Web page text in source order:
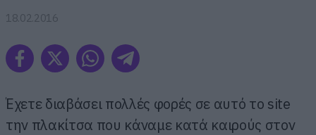
18.02.2016
Έχετε διαβάσει πολλές φορές σε αυτό το site
την πλακίτσα που κάναμε κατά καιρούς στον